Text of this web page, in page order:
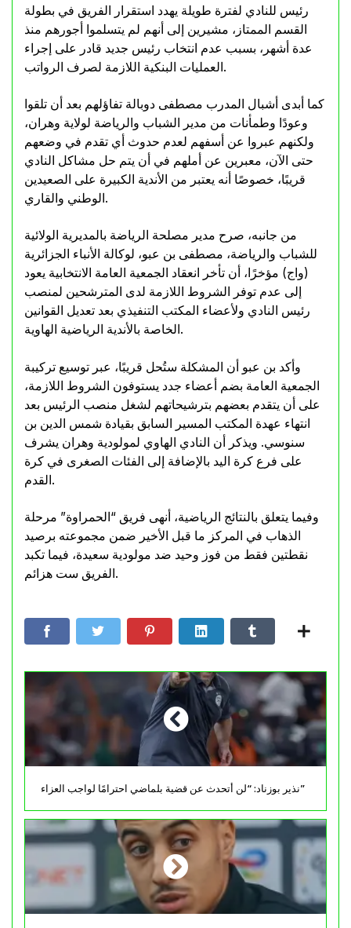
رئيس للنادي لفترة طويلة يهدد استقرار الفريق في بطولة
القسم الممتاز، مشيرين إلى أنهم لم يتسلموا أجورهم منذ
عدة أشهر، بسبب عدم انتخاب رئيس جديد قادر على إجراء
العمليات البنكية اللازمة لصرف الرواتب.
كما أبدى أشبال المدرب مصطفى دوبالة تفاؤلهم بعد أن تلقوا
وعودًا وطمأنات من مدير الشباب والرياضة لولاية وهران،
ولكنهم عبروا عن أسفهم لعدم حدوث أي تقدم في وضعهم
حتى الآن، معبرين عن أملهم في أن يتم حل مشاكل النادي
قريبًا، خصوصًا أنه يعتبر من الأندية الكبيرة على الصعيدين
الوطني والقاري.
من جانبه، صرح مدير مصلحة الرياضة بالمديرية الولائية
للشباب والرياضة، مصطفى بن عبو، لوكالة الأنباء الجزائرية
(واج) مؤخرًا، أن تأخر انعقاد الجمعية العامة الانتخابية يعود
إلى عدم توفر الشروط اللازمة لدى المترشحين لمنصب
رئيس النادي ولأعضاء المكتب التنفيذي بعد تعديل القوانين
الخاصة بالأندية الرياضية الهاوية.
وأكد بن عبو أن المشكلة ستُحل قريبًا، عبر توسيع تركيبة
الجمعية العامة بضم أعضاء جدد يستوفون الشروط اللازمة،
على أن يتقدم بعضهم بترشيحاتهم لشغل منصب الرئيس بعد
انتهاء عهدة المكتب المسير السابق بقيادة شمس الدين بن
سنوسي. ويذكر أن النادي الهاوي لمولودية وهران يشرف
على فرع كرة اليد بالإضافة إلى الفئات الصغرى في كرة
القدم.
وفيما يتعلق بالنتائج الرياضية، أنهى فريق “الحمراوة” مرحلة
الذهاب في المركز ما قبل الأخير ضمن مجموعته برصيد
نقطتين فقط من فوز وحيد ضد مولودية سعيدة، فيما تكبد
الفريق ست هزائم.
نذير بوزناد: “لن أتحدث عن قضية بلماضي احترامًا لواجب العزاء”